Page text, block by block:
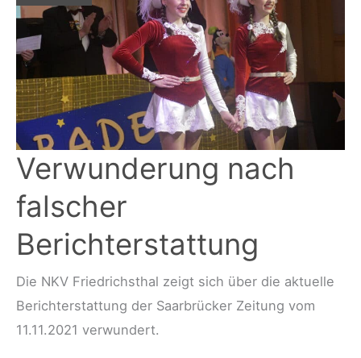
Verwunderung nach
falscher
Berichterstattung
Die NKV Friedrichsthal zeigt sich über die aktuelle
Berichterstattung der Saarbrücker Zeitung vom
11.11.2021 verwundert.